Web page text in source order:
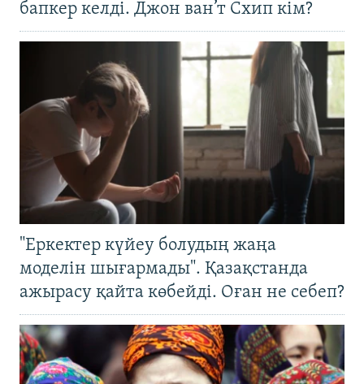
бапкер келді. Джон ван’т Схип кім?
"Еркектер күйеу болудың жаңа
моделін шығармады". Қазақстанда
ажырасу қайта көбейді. Оған не себеп?